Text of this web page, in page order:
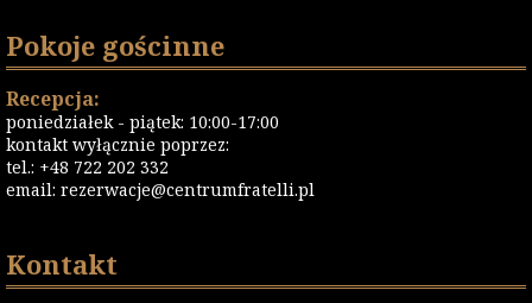
Pokoje gościnne
Recepcja:
poniedziałek - piątek: 10:00-17:00
kontakt wyłącznie poprzez:
tel.: +48 722 202 332
email: rezerwacje@centrumfratelli.pl
Kontakt